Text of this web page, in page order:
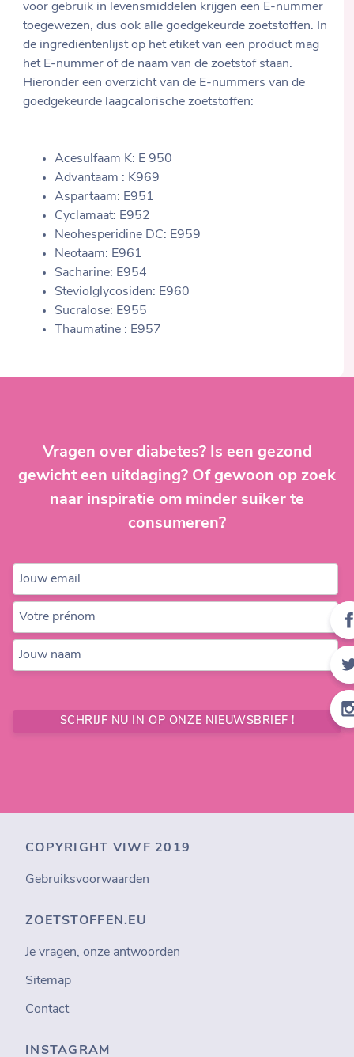
voor gebruik in levensmiddelen krijgen een E-nummer
toegewezen, dus ook alle goedgekeurde zoetstoffen. In
de ingrediëntenlijst op het etiket van een product mag
het E-nummer of de naam van de zoetstof staan.
Hieronder een overzicht van de E-nummers van de
goedgekeurde laagcalorische zoetstoffen:
Acesulfaam K: E 950
Advantaam : K969
Aspartaam: E951
Cyclamaat: E952
Neohesperidine DC: E959
Neotaam: E961
Sacharine: E954
Steviolglycosiden: E960
Sucralose: E955
Thaumatine : E957
Vragen over diabetes? Is een gezond
gewicht een uitdaging? Of gewoon op zoek
naar inspiratie om minder suiker te
consumeren?
Jouw email
Votre prénom
Jouw naam
SCHRIJF NU IN OP ONZE NIEUWSBRIEF !
COPYRIGHT VIWF 2019
Gebruiksvoorwaarden
ZOETSTOFFEN.EU
Je vragen, onze antwoorden
Sitemap
Contact
INSTAGRAM